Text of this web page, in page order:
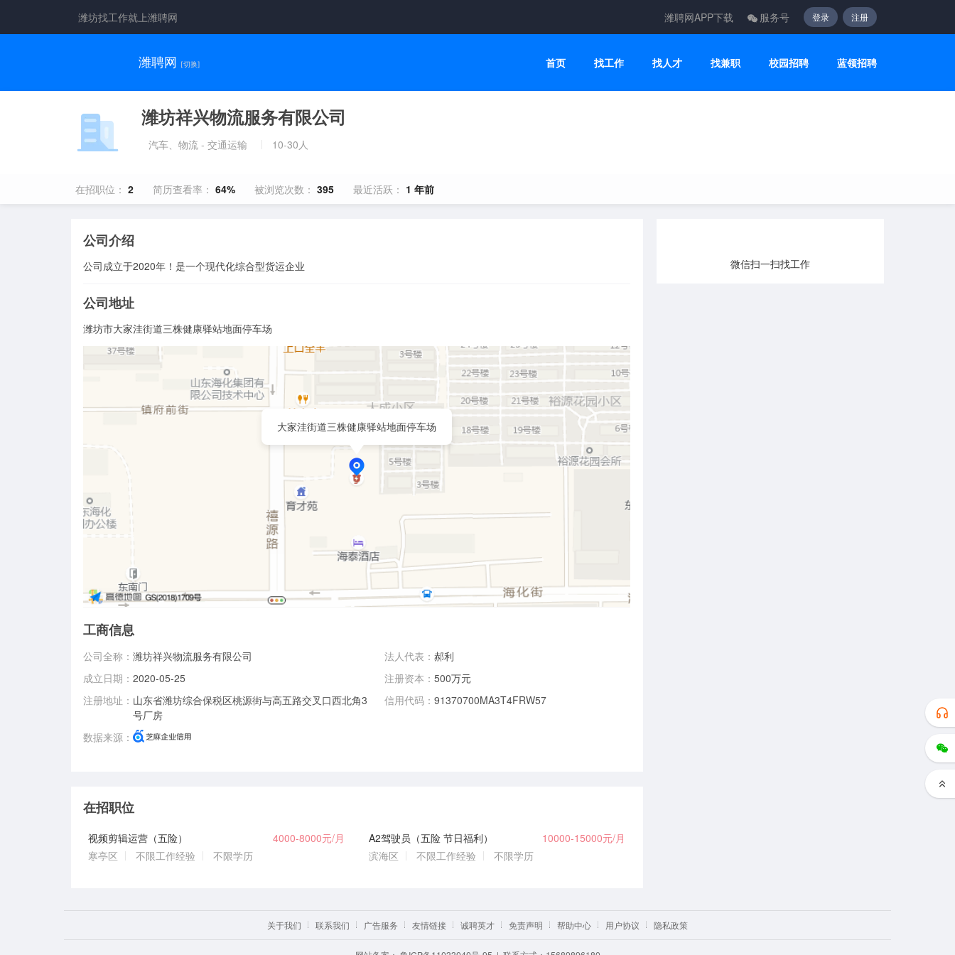
潍坊找工作就上潍聘网 潍聘网APP下载 服务号 登录 注册
潍聘网 [切换] 首页 找工作 找人才 找兼职 校园招聘 蓝领招聘
潍坊祥兴物流服务有限公司
汽车、物流 - 交通运输 10-30人
在招职位： 2 简历查看率： 64% 被浏览次数： 395 最近活跃： 1 年前
公司介绍
公司成立于2020年！是一个现代化综合型货运企业
公司地址
潍坊市大家洼街道三株健康驿站地面停车场
大家洼街道三株健康驿站地面停车场
工商信息
公司全称：潍坊祥兴物流服务有限公司
成立日期：2020-05-25
注册地址： 山东省潍坊综合保税区桃源街与高五路交叉口西北角3
号厂房
数据来源：
法人代表： 郝利
注册资本： 500万元
信用代码： 91370700MA3T4FRW57
在招职位
视频剪辑运营（五险）
4000-8000元/月
寒亭区
不限工作经验 不限学历
A2驾驶员（五险 节日福利）
10000-15000元/月
滨海区
不限工作经验 不限学历
微信扫一扫找工作
关于我们 联系我们 广告服务 友情链接 诚聘英才 免责声明 帮助中心 用户协议 隐私政策